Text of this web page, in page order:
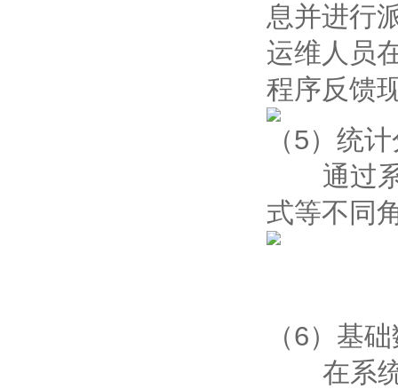
息并进行
运维人员
程序反馈
（5）统
通过系
式等不同
（6）基
在系统